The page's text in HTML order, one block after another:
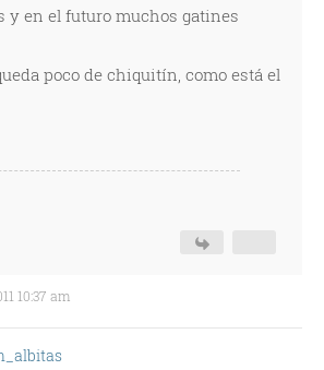
y en el futuro muchos gatines
poco de chiquitín, como está el
10:37 am